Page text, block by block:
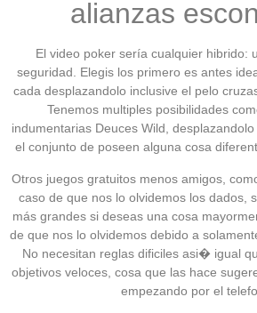
alianzas
El video poker serí­a cualquier hibrido:
seguridad. Elegis los primero es antes
cada desplazandolo inclusive el pelo
Tenemos multiples posibilidades
indumentarias Deuces Wild,
el conjunto de poseen alguna cosa
Otros juegos gratuitos menos amigos,
caso de que nos lo olvidemos los dados,
más grandes si deseas una cosa
de que nos lo olvidemos debido a
No necesitan reglas dificiles asi� igual
objetivos veloces, cosa que las hace
empezando por el